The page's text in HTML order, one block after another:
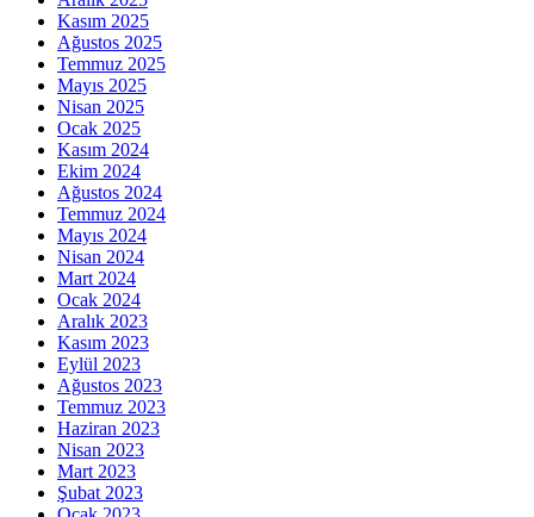
Kasım 2025
Ağustos 2025
Temmuz 2025
Mayıs 2025
Nisan 2025
Ocak 2025
Kasım 2024
Ekim 2024
Ağustos 2024
Temmuz 2024
Mayıs 2024
Nisan 2024
Mart 2024
Ocak 2024
Aralık 2023
Kasım 2023
Eylül 2023
Ağustos 2023
Temmuz 2023
Haziran 2023
Nisan 2023
Mart 2023
Şubat 2023